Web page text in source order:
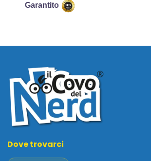
Garantito
Dove trovarci